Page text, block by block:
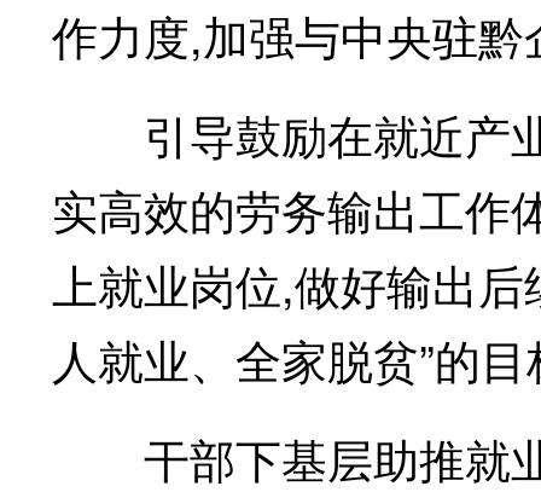
作力度,加强与中央驻
引导鼓励在就近产
实高效的劳务输出工作
上就业岗位,做好输出
人就业、全家脱贫”的
干部下基层助推就